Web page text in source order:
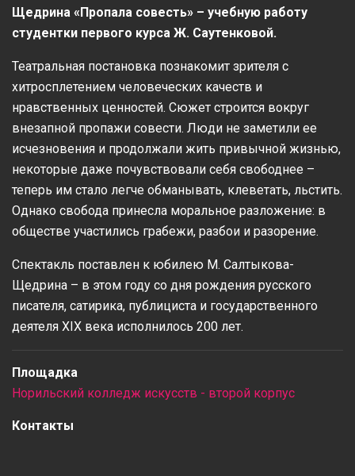
Щедрина «Пропала совесть» – учебную работу
студентки первого курса Ж. Саутенковой.
Театральная постановка познакомит зрителя с
хитросплетением человеческих качеств и
нравственных ценностей. Сюжет строится вокруг
внезапной пропажи совести. Люди не заметили ее
исчезновения и продолжали жить привычной жизнью,
некоторые даже почувствовали себя свободнее –
теперь им стало легче обманывать, клеветать, льстить.
Однако свобода принесла моральное разложение: в
обществе участились грабежи, разбои и разорение.
Спектакль поставлен к юбилею М. Салтыкова-
Щедрина – в этом году со дня рождения русского
писателя, сатирика, публициста и государственного
деятеля XIX века исполнилось 200 лет.
Площадка
Норильский колледж искусств - второй корпус
Контакты